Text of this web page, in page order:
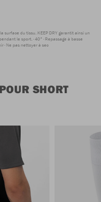
du tissu. KEEP DRY garantit ainsi un
le sport. 40° Repassage à basse
Ne pas nettoyer à sec
SHORT